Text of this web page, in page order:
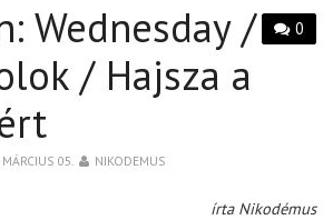
0
Wednesday /
/ Hajsza a
05. NIKODEMUS
írta Nikodémus